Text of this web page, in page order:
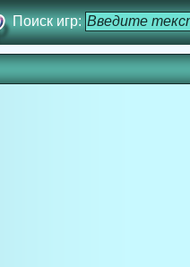
Поиск игр: